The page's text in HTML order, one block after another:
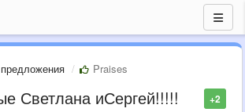
Praises
+2
Светлана иСергей!!!!!